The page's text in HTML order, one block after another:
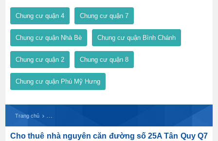
Chung cư quận 4 Chung cư quận 7
Chung cư quận Nhà Bè Chung cư quận Bình Chánh
Chung cư quận 2 Chung cư quận 8
Chung cư quận Phú Mỹ Hưng
Trang chủ
Cho thuê nhà nguyên căn đường số 25A Tân Quy Q7